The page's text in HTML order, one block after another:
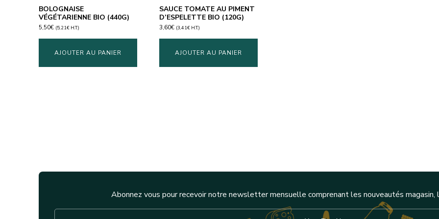
BOLOGNAISE
VÉGÉTARIENNE BIO (440G)
5,50€ (5,21€ H.T.)
AJOUTER AU PANIER
SAUCE TOMATE AU PIMENT
D’ESPELETTE BIO (120G)
3,60€ (3,41€ H.T.)
AJOUTER AU PANIER
Abonnez vous pour recevoir notre newsletter mensuelle comprenant les nouveautés